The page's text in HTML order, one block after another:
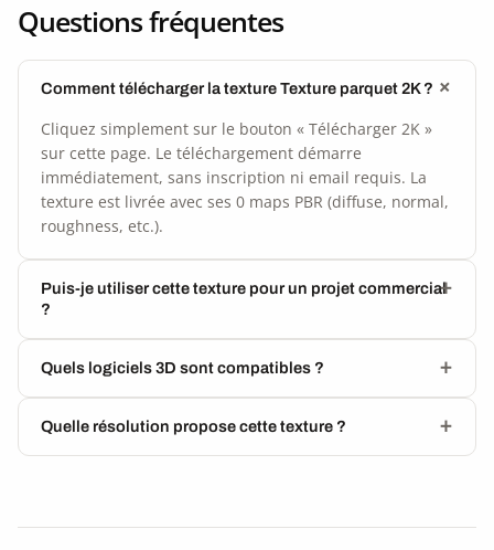
Questions fréquentes
Comment télécharger la texture Texture parquet 2K ?
Cliquez simplement sur le bouton « Télécharger 2K »
sur cette page. Le téléchargement démarre
immédiatement, sans inscription ni email requis. La
texture est livrée avec ses 0 maps PBR (diffuse, normal,
roughness, etc.).
Puis-je utiliser cette texture pour un projet commercial
?
Quels logiciels 3D sont compatibles ?
Quelle résolution propose cette texture ?